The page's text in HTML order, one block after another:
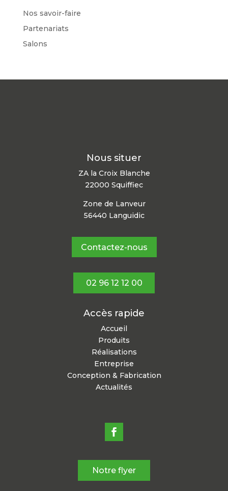
Nos savoir-faire
Partenariats
Salons
Nous situer
ZA la Croix Blanche
22000 Squiffiec
Zone de Lanveur
56440 Languidic
Contactez-nous
02 96 12 12 00
Accès rapide
Accueil
Produits
Réalisations
Entreprise
Conception & Fabrication
Actualités
Notre flyer